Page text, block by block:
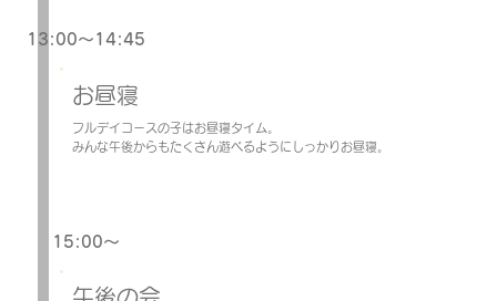
13:00～14:45
お昼寝​
フルデイコースの子はお昼寝タイム。
みんな午後からもたくさん遊べるようにしっかりお昼寝。
15:00～